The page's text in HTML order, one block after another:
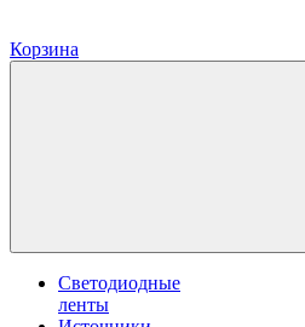
Корзина
Светодиодные
ленты